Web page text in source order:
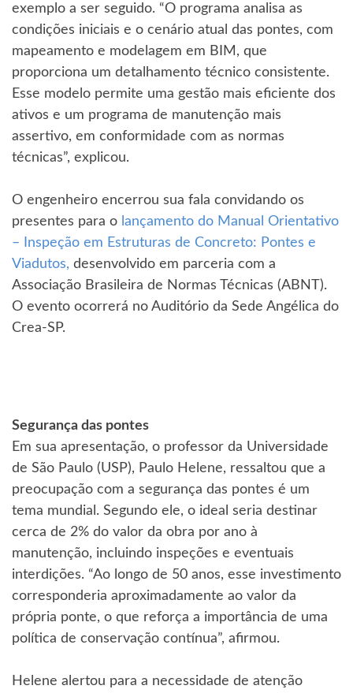
exemplo a ser seguido. “O programa analisa as
condições iniciais e o cenário atual das pontes, com
mapeamento e modelagem em BIM, que
proporciona um detalhamento técnico consistente.
Esse modelo permite uma gestão mais eficiente dos
ativos e um programa de manutenção mais
assertivo, em conformidade com as normas
técnicas”, explicou.
O engenheiro encerrou sua fala convidando os
presentes para o lançamento do Manual Orientativo
– Inspeção em Estruturas de Concreto: Pontes e
Viadutos, desenvolvido em parceria com a
Associação Brasileira de Normas Técnicas (ABNT).
O evento ocorrerá no Auditório da Sede Angélica do
Crea-SP.
Segurança das pontes
Em sua apresentação, o professor da Universidade
de São Paulo (USP), Paulo Helene, ressaltou que a
preocupação com a segurança das pontes é um
tema mundial. Segundo ele, o ideal seria destinar
cerca de 2% do valor da obra por ano à
manutenção, incluindo inspeções e eventuais
interdições. “Ao longo de 50 anos, esse investimento
corresponderia aproximadamente ao valor da
própria ponte, o que reforça a importância de uma
política de conservação contínua”, afirmou.
Helene alertou para a necessidade de atenção